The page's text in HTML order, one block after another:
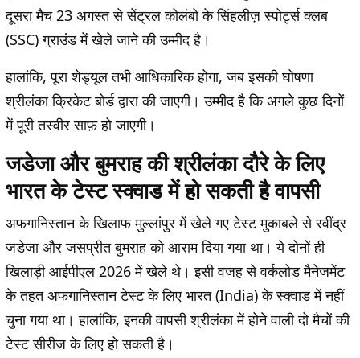
दूसरा मैच 23 अगस्त से सेंट्रल कोलंबो के सिंहलीज़ स्पोर्ट्स क्लब
(SSC) ग्राउंड में खेले जाने की उम्मीद है।
हालांकि, पूरा शेड्यूल तभी आधिकारिक होगा, जब इसकी घोषणा
श्रीलंका क्रिकेट बोर्ड द्वारा की जाएगी। उम्मीद है कि अगले कुछ दिनों
में पूरी तस्वीर साफ़ हो जाएगी।
जडेजा और बुमराह की श्रीलंका दौरे के लिए
भारत के टेस्ट स्क्वाड में हो सकती है वापसी
अफगानिस्तान के खिलाफ मुल्लांपुर में खेले गए टेस्ट मुकाबले से रवींद्र
जडेजा और जसप्रीत बुमराह को आराम दिया गया था। ये दोनों ही
खिलाड़ी आईपीएल 2026 में खेले थे। इसी वजह से वर्कलोड मैनेजमेंट
के तहत अफगानिस्तान टेस्ट के लिए भारत (India) के स्क्वाड में नहीं
चुना गया था। हालांकि, इनकी वापसी श्रीलंका में होने वाली दो मैचों की
टेस्ट सीरीज के लिए हो सकती है।